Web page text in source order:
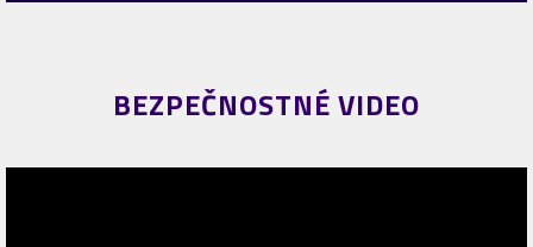
BEZPEČNOSTNÉ VIDEO